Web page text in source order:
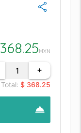
368.25MXN
+
Total: $ 368.25
room_service